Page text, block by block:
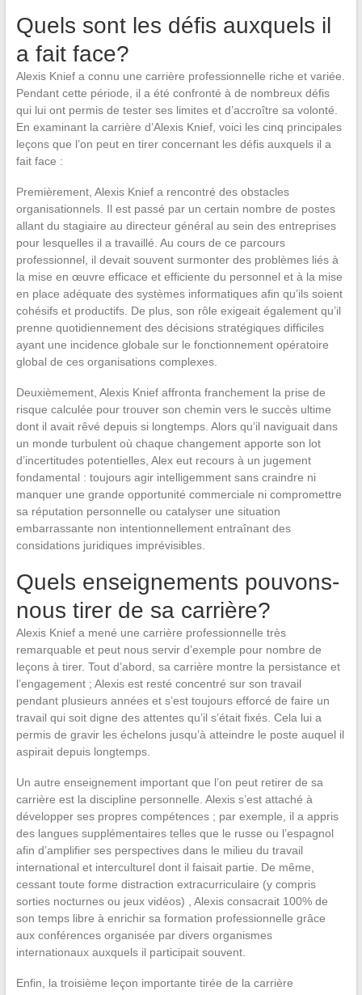
Quels sont les défis auxquels il
a fait face?
Alexis Knief a connu une carrière professionnelle riche et variée.
Pendant cette période, il a été confronté à de nombreux défis
qui lui ont permis de tester ses limites et d’accroître sa volonté.
En examinant la carrière d’Alexis Knief, voici les cinq principales
leçons que l’on peut en tirer concernant les défis auxquels il a
fait face :
Premièrement, Alexis Knief a rencontré des obstacles
organisationnels. Il est passé par un certain nombre de postes
allant du stagiaire au directeur général au sein des entreprises
pour lesquelles il a travaillé. Au cours de ce parcours
professionnel, il devait souvent surmonter des problèmes liés à
la mise en œuvre efficace et efficiente du personnel et à la mise
en place adéquate des systèmes informatiques afin qu’ils soient
cohésifs et productifs. De plus, son rôle exigeait également qu’il
prenne quotidiennement des décisions stratégiques difficiles
ayant une incidence globale sur le fonctionnement opératoire
global de ces organisations complexes.
Deuxièmement, Alexis Knief affronta franchement la prise de
risque calculée pour trouver son chemin vers le succès ultime
dont il avait rêvé depuis si longtemps. Alors qu’il naviguait dans
un monde turbulent où chaque changement apporte son lot
d’incertitudes potentielles, Alex eut recours à un jugement
fondamental : toujours agir intelligemment sans craindre ni
manquer une grande opportunité commerciale ni compromettre
sa réputation personnelle ou catalyser une situation
embarrassante non intentionnellement entraînant des
considations juridiques imprévisibles.
Quels enseignements pouvons-
nous tirer de sa carrière?
Alexis Knief a mené une carrière professionnelle très
remarquable et peut nous servir d’exemple pour nombre de
leçons à tirer. Tout d’abord, sa carrière montre la persistance et
l’engagement ; Alexis est resté concentré sur son travail
pendant plusieurs années et s’est toujours efforcé de faire un
travail qui soit digne des attentes qu’il s’était fixés. Cela lui a
permis de gravir les échelons jusqu’à atteindre le poste auquel il
aspirait depuis longtemps.
Un autre enseignement important que l’on peut retirer de sa
carrière est la discipline personnelle. Alexis s’est attaché à
développer ses propres compétences ; par exemple, il a appris
des langues supplémentaires telles que le russe ou l’espagnol
afin d’amplifier ses perspectives dans le milieu du travail
international et interculturel dont il faisait partie. De même,
cessant toute forme distraction extracurriculaire (y compris
sorties nocturnes ou jeux vidéos) , Alexis consacrait 100% de
son temps libre à enrichir sa formation professionnelle grâce
aux conférences organisée par divers organismes
internationaux auxquels il participait souvent.
Enfin, la troisième leçon importante tirée de la carrière